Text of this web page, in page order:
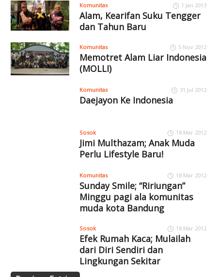
Komunitas 1 Jan 2013
Alam, Kearifan Suku Tengger
dan Tahun Baru
Komunitas 5 Nov 2012
Memotret Alam Liar Indonesia
(MOLLI)
Komunitas 31 Jul 2012
Daejayon Ke Indonesia
Sosok 18 Mar 2012
Jimi Multhazam; Anak Muda
Perlu Lifestyle Baru!
Komunitas 18 Mar 2012
Sunday Smile; “Ririungan”
Minggu pagi ala komunitas
muda kota Bandung
Sosok 18 Mar 2012
Efek Rumah Kaca; Mulailah
dari Diri Sendiri dan
Lingkungan Sekitar